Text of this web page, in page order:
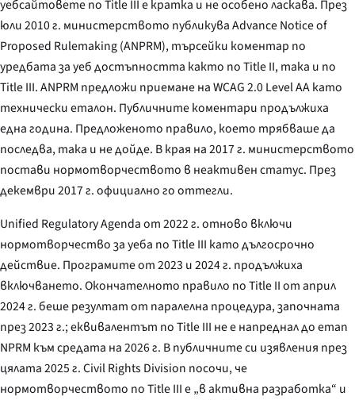
уебсайтовете по Title III е кратка и не особено ласкава. През
юли 2010 г. министерството публикува Advance Notice of
Proposed Rulemaking (ANPRM), търсейки коментар по
уредбата за уеб достъпността както по Title II, така и по
Title III. ANPRM предложи приемане на WCAG 2.0 Level AA като
технически еталон. Публичните коментари продължиха
една година. Предложеното правило, което трябваше да
последва, така и не дойде. В края на 2017 г. министерството
постави нормотворчеството в неактивен статус. През
декември 2017 г. официално го оттегли.
Unified Regulatory Agenda от 2022 г. отново включи
нормотворчество за уеба по Title III като дългосрочно
действие. Програмите от 2023 и 2024 г. продължиха
включването. Окончателното правило по Title II от април
2024 г. беше резултат от паралелна процедура, започната
през 2023 г.; еквивалентът по Title III не е напреднал до етап
NPRM към средата на 2026 г. В публичните си изявления през
цялата 2025 г. Civil Rights Division посочи, че
нормотворчеството по Title III е „в активна разработка“ и